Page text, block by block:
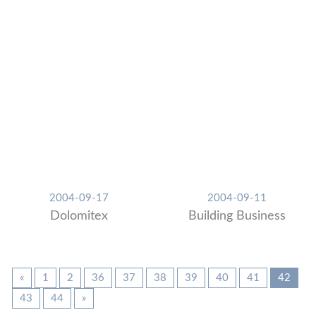
2004-09-17
Dolomitex
2004-09-11
Building Business
« 1 2 36 37 38 39 40 41
42
43
44 »